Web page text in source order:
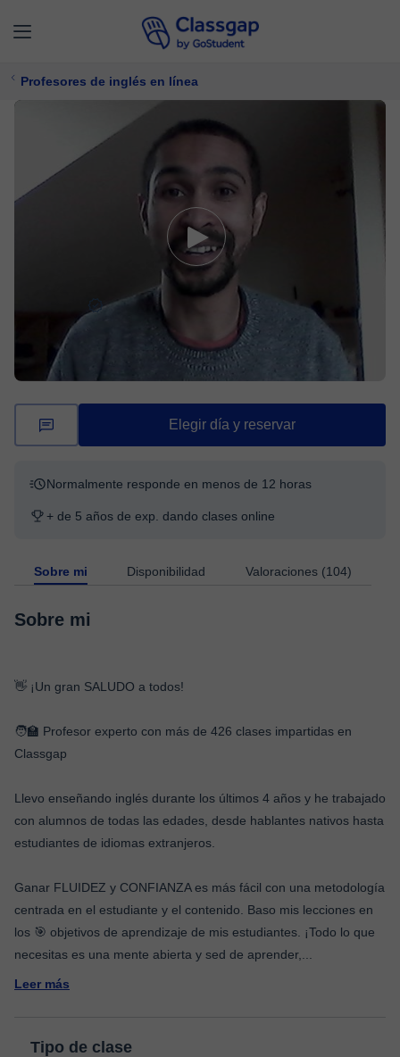
Profesores de inglés en línea
5,0 (104)
702 clases
Inglés
Ofrece prueba gratuita
$ 15/ clase
Elegir día y reservar
Normalmente responde en menos de 12 horas
+ de 5 años de exp. dando clases online
Sobre mi Disponibilidad Valoraciones (104)
Sobre mi
👋 ¡Un gran SALUDO a todos!
🧑‍🏫 Profesor experto con más de 426 clases impartidas en
Classgap
Llevo enseñando inglés durante los últimos 4 años y he trabajado
con alumnos de todas las edades, desde hablantes nativos hasta
estudiantes de idiomas extranjeros.
Ganar FLUIDEZ y CONFIANZA es más fácil con una metodología
centrada en el estudiante y el contenido. Baso mis lecciones en
los 🎯 objetivos de aprendizaje de mis estudiantes. ¡Todo lo que
necesitas es una mente abierta y sed de aprender,
Leer más
Tipo de clase